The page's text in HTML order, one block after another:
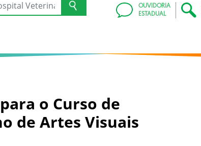
OUVIDORIA
ESTADUAL
o Curso de
de Artes Visuais